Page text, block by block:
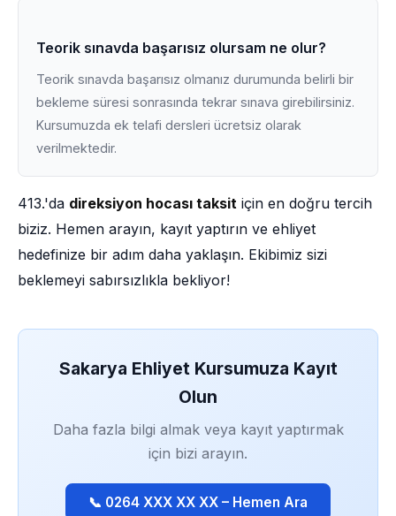
Teorik sınavda başarısız olursam ne olur?
Teorik sınavda başarısız olmanız durumunda belirli bir
bekleme süresi sonrasında tekrar sınava girebilirsiniz.
Kursumuzda ek telafi dersleri ücretsiz olarak
verilmektedir.
413.'da direksiyon hocası taksit için en doğru tercih
biziz. Hemen arayın, kayıt yaptırın ve ehliyet
hedefinize bir adım daha yaklaşın. Ekibimiz sizi
beklemeyi sabırsızlıkla bekliyor!
Sakarya Ehliyet Kursumuza Kayıt
Olun
Daha fazla bilgi almak veya kayıt yaptırmak
için bizi arayın.
📞 0264 XXX XX XX – Hemen Ara